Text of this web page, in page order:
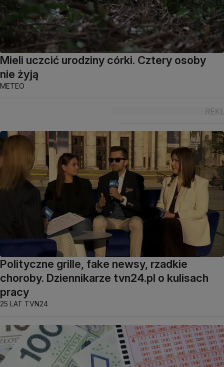
Mieli uczcić urodziny córki. Cztery osoby
nie żyją
METEO
Polityczne grille, fake newsy, rzadkie
choroby. Dziennikarze tvn24.pl o kulisach
pracy
25 LAT TVN24